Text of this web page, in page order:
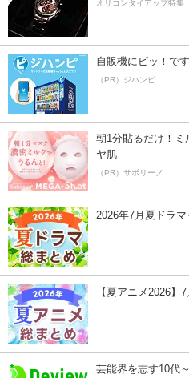
オリコンタイアップ特集
自販機にピッ！で
（PR）ジハンピ
朝1分貼るだけ！ミ
ヤ肌
（PR）サボリーノ
2026年7月夏ドラ
【夏アニメ2026】
芸能界を志す10代